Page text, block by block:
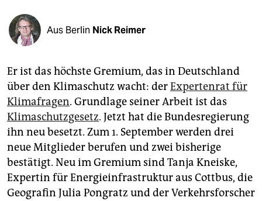
genossenschaft
epaper login
Aus Berlin Nick Reimer
Er ist das höchste Gremium, das in Deutschland
über den Klimaschutz wacht: derExpertenrat für
Klimafragen. Grundlage seiner Arbeit ist das
Klimaschutzgesetz. Jetzt hat die Bundesregierung
ihn neu besetzt. Zum 1. September werden drei
neue Mitglieder berufen und zwei bisherige
bestätigt. Neu im Gremium sind Tanja Kneiske,
Expertin für Energieinfrastruktur aus Cottbus, die
Geografin Julia Pongratz und der Verkehrsforscher